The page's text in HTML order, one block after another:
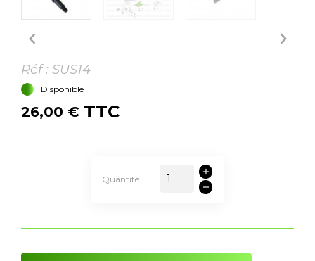
 
Réf : SUS14
Disponible
26,00 € TTC
Quantité